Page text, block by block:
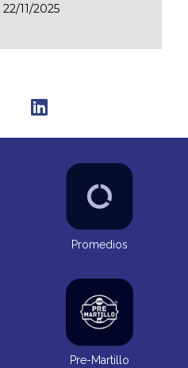
22/11/2025
Promedios
Pre-Martillo